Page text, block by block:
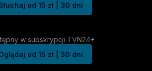
od 15 zł | 30 dni
w subskrypcji TVN24+
od 15 zł | 30 dni